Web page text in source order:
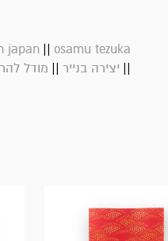
japan|| osamu tezuka
|| יצירה בנייר || מודל